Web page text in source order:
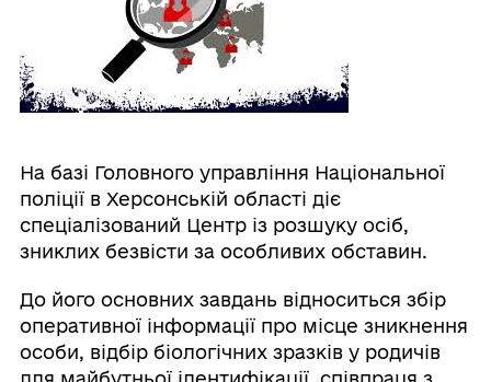
На базі Головного управління Національної
поліції в Херсонській області діє
спеціалізований Центр із розшуку осіб,
зниклих безвісти за особливих обставин.
До його основних завдань відноситься збір
оперативної інформації про місце зникнення
особи, відбір біологічних зразків у родичів